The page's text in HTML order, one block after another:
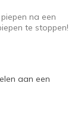
na een
te stoppen!
aan een